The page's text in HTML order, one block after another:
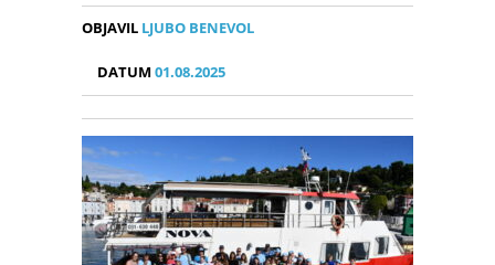
OBJAVIL LJUBO BENEVOL
DATUM01.08.2025